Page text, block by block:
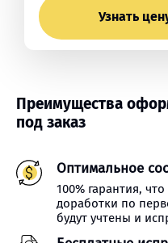
Узнать
Преимущества
под заказ
Оптимальное
100% гарантия,
доработки по
будут учтены и